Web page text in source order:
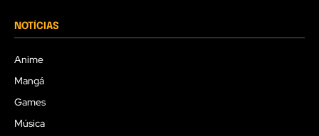
NOTÍCIAS
Anime
Mangá
Games
Música